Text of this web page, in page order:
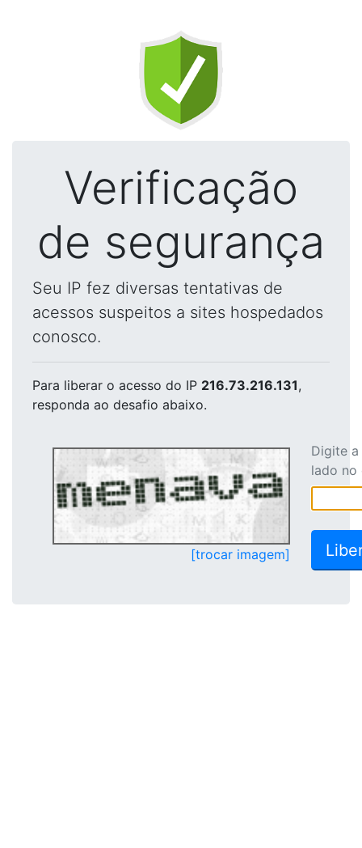
Verificação
de segurança
Seu IP fez diversas tentativas de
acessos suspeitos a sites hospedados
conosco.
Para liberar o acesso do IP 216.73.216.131,
responda ao desafio abaixo.
[trocar imagem]
Digite
lado no